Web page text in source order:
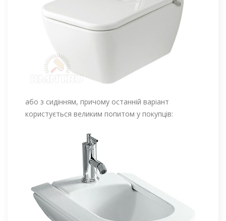
або з сидінням, причому останній варіант
користується великим попитом у покупців: